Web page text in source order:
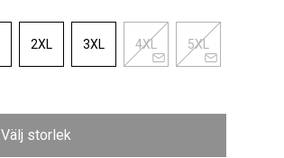
2XL 3XL 4XL 5XL
Välj storlek